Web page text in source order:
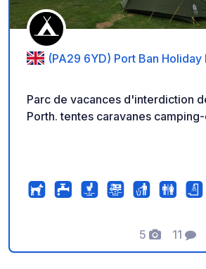
(PA29 6YD) Port Ban Holiday
Parc de vacances d'interdiction
Porth. tentes caravanes
5
Photos
11